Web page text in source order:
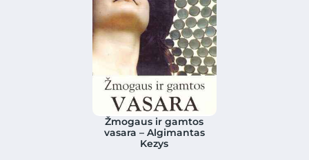
Žmogaus ir gamtos
vasara – Algimantas
Kezys